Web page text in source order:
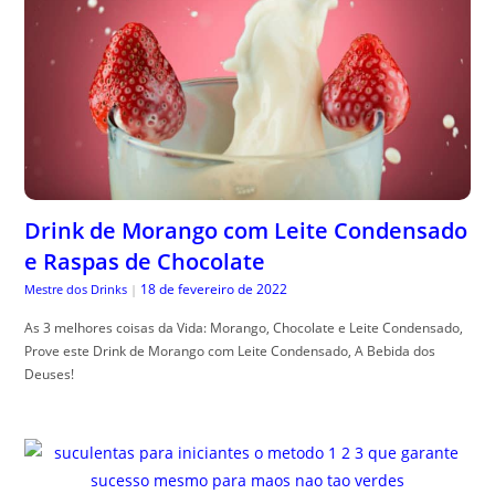
Drink de Morango com Leite Condensado
e Raspas de Chocolate
Mestre dos Drinks | 18 de fevereiro de 2022
As 3 melhores coisas da Vida: Morango, Chocolate e Leite Condensado,
Prove este Drink de Morango com Leite Condensado, A Bebida dos
Deuses!